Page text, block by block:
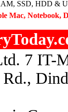
SSD, HDD &
Mac, Notebook,
7 IT-